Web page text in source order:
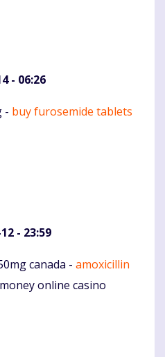
- 06:26
- buy furosemide tablets
- 23:59
canada - amoxicillin
online casino